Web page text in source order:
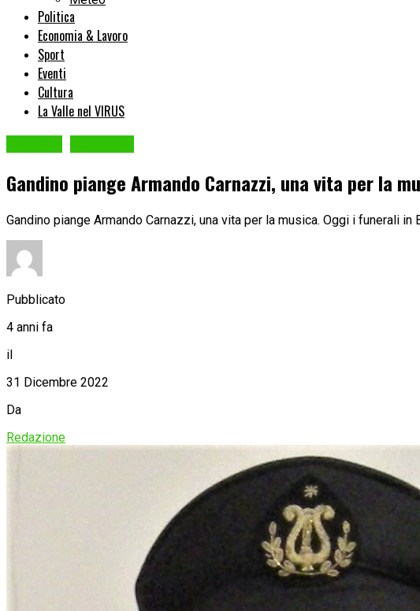
Politica
Economia & Lavoro
Sport
Eventi
Cultura
La Valle nel VIRUS
Gandino piange Armando Carnazzi, una vita per la
Gandino piange Armando Carnazzi, una vita per la musica. Oggi i funerali in
Pubblicato
4 anni fa
il
31 Dicembre 2022
Da
Redazione